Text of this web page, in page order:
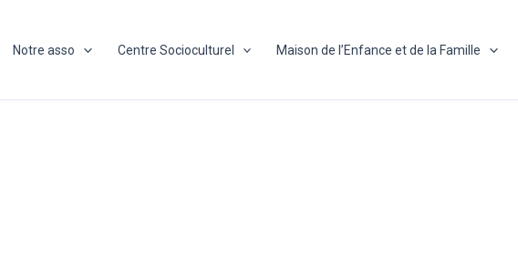
Notre asso Centre Socioculturel Maison de l’Enfance et de la Famille